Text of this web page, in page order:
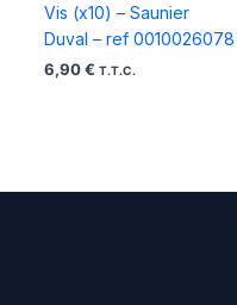
Vis (x10) – Saunier
Duval – ref 0010026078
6,90 € T.T.C.